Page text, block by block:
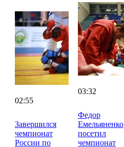
02:55
Завершился
чемпионат
России по
03:32
Федор
Емельяненко
посетил
чемпионат